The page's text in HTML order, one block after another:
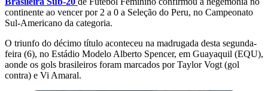
continente ao vencer por 2 a 0 a Seleção do Peru, no Campeonato
Sul-Americano da categoria.
O triunfo do décimo título aconteceu na madrugada desta segunda-
feira (6), no Estádio Modelo Alberto Spencer, em Guayaquil (EQU),
aonde os gols brasileiros foram marcados por Taylor Vogt (gol
contra) e Vi Amaral.